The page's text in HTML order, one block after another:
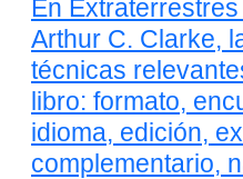
En
Arthur C. Clarke,
técnicas
libro: formato,
idioma, edición,
complementario,